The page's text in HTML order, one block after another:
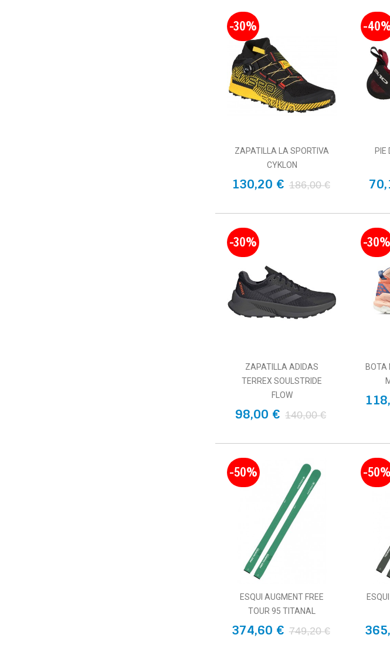
-30%
ZAPATILLA LA SPORTIVA
CYKLON
130,20 € 186,00 €
-
PIE
-30%
ZAPATILLA ADIDAS
TERREX SOULSTRIDE
FLOW
98,00 € 140,00 €
-30%
BOTA
-50%
ESQUI AUGMENT FREE
TOUR 95 TITANAL
374,60 € 749,20 €
-50%